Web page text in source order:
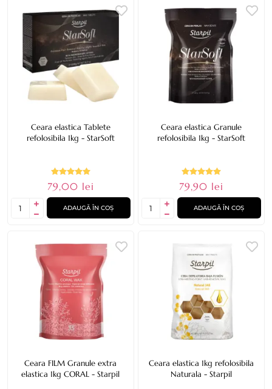
Ceara elastica Tablete
refolosibila 1kg - StarSoft
79,00 lei
ADAUGĂ ÎN COȘ
Ceara elastica Granule
refolosibila 1kg - StarSoft
79,90 lei
ADAUGĂ ÎN COȘ
Ceara FILM Granule extra
elastica 1kg CORAL - Starpil
Ceara elastica 1kg refolosibila
Naturala - Starpil